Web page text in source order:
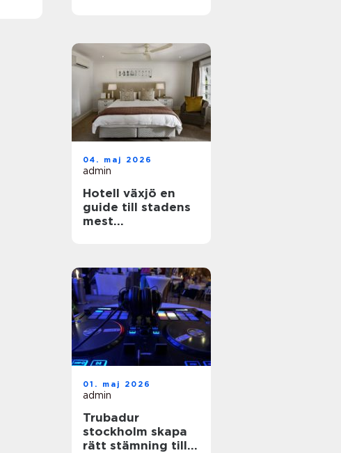
04. maj 2026
admin
Hotell växjö en
guide till stadens
mest
01. maj 2026
admin
Trubadur
stockholm skapa
rätt stämning till